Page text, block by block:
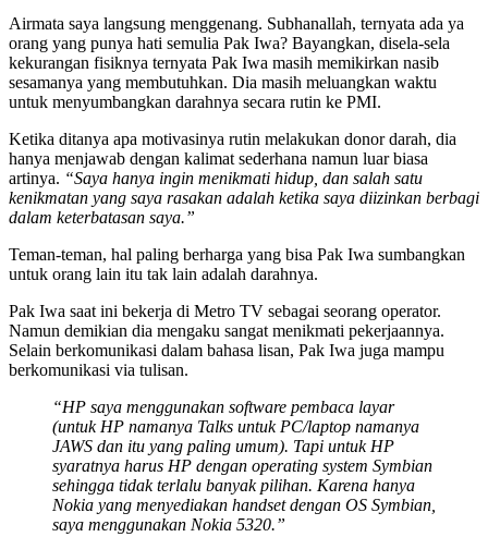
Airmata saya langsung menggenang. Subhanallah, ternyata ada ya
orang yang punya hati semulia Pak Iwa? Bayangkan, disela-sela
kekurangan fisiknya ternyata Pak Iwa masih memikirkan nasib
sesamanya yang membutuhkan. Dia masih meluangkan waktu
untuk menyumbangkan darahnya secara rutin ke PMI.
Ketika ditanya apa motivasinya rutin melakukan donor darah, dia
hanya menjawab dengan kalimat sederhana namun luar biasa
artinya. “Saya hanya ingin menikmati hidup, dan salah satu
kenikmatan yang saya rasakan adalah ketika saya diizinkan berbagi
dalam keterbatasan saya.”
Teman-teman, hal paling berharga yang bisa Pak Iwa sumbangkan
untuk orang lain itu tak lain adalah darahnya.
Pak Iwa saat ini bekerja di Metro TV sebagai seorang operator.
Namun demikian dia mengaku sangat menikmati pekerjaannya.
Selain berkomunikasi dalam bahasa lisan, Pak Iwa juga mampu
berkomunikasi via tulisan.
“HP saya menggunakan software pembaca layar
(untuk HP namanya Talks untuk PC/laptop namanya
JAWS dan itu yang paling umum). Tapi untuk HP
syaratnya harus HP dengan operating system Symbian
sehingga tidak terlalu banyak pilihan. Karena hanya
Nokia yang menyediakan handset dengan OS Symbian,
saya menggunakan Nokia 5320.”